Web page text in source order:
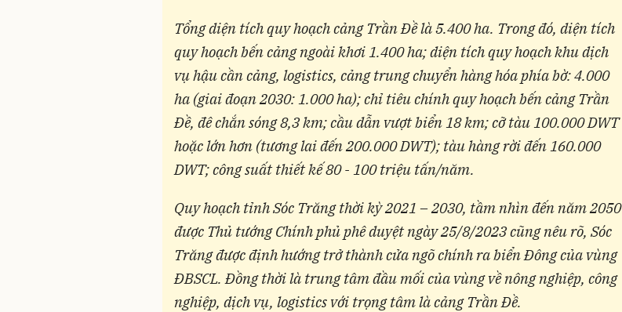
Tổng diện tích quy hoạch cảng Trần Đề là 5.400 ha. Trong đó, diện tích
quy hoạch bến cảng ngoài khơi 1.400 ha; diện tích quy hoạch khu dịch
vụ hậu cần cảng, logistics, cảng trung chuyển hàng hóa phía bờ: 4.000
ha (giai đoạn 2030: 1.000 ha); chỉ tiêu chính quy hoạch bến cảng Trần
Đề, đê chắn sóng 8,3 km; cầu dẫn vượt biển 18 km; cỡ tàu 100.000 DWT
hoặc lớn hơn (tương lai đến 200.000 DWT); tàu hàng rời đến 160.000
DWT; công suất thiết kế 80 - 100 triệu tấn/năm.
Quy hoạch tỉnh Sóc Trăng thời kỳ 2021 – 2030, tầm nhìn đến năm 2050
được Thủ tướng Chính phủ phê duyệt ngày 25/8/2023 cũng nêu rõ, Sóc
Trăng được định hướng trở thành cửa ngõ chính ra biển Đông của vùng
ĐBSCL. Đồng thời là trung tâm đầu mối của vùng về nông nghiệp, công
nghiệp, dịch vụ, logistics với trọng tâm là cảng Trần Đề.